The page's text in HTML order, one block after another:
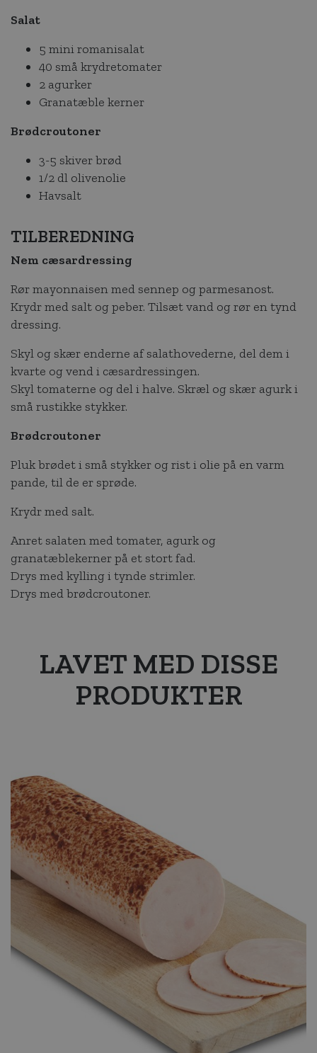
Salat
5 mini romanisalat
40 små krydretomater
2 agurker
Granatæble kerner
Brødcroutoner
3-5 skiver brød
1/2 dl olivenolie
Havsalt
TILBEREDNING
Nem cæsardressing
Rør mayonnaisen med sennep og parmesanost.
Krydr med salt og peber. Tilsæt vand og rør en tynd
dressing.
Skyl og skær enderne af salathovederne, del dem i
kvarte og vend i cæsardressingen.
Skyl tomaterne og del i halve. Skræl og skær agurk i
små rustikke stykker.
Brødcroutoner
Pluk brødet i små stykker og rist i olie på en varm
pande, til de er sprøde.
Krydr med salt.
Anret salaten med tomater, agurk og
granatæblekerner på et stort fad.
Drys med kylling i tynde strimler.
Drys med brødcroutoner.
LAVET MED DISSE
PRODUKTER